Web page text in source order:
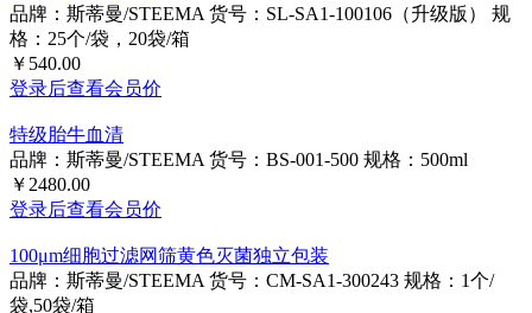
品牌：斯蒂曼/STEEMA 货号：SL-SA1-100106（升级版）
规
格：25个/袋，20袋/箱
￥540.00
登录后查看会员价
特级胎牛血清
品牌：斯蒂曼/STEEMA 货号：BS-001-500 规格：500ml
￥2480.00
登录后查看会员价
100μm细胞过滤网筛黄色灭菌独立包装
品牌：斯蒂曼/STEEMA 货号：CM-SA1-300243 规格：1个/